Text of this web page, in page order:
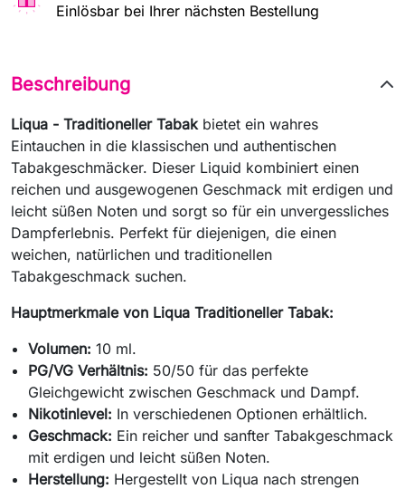
Einlösbar bei Ihrer nächsten Bestellung
Beschreibung
Liqua - Traditioneller Tabakbietet ein wahres
Eintauchen in die klassischen und authentischen
Tabakgeschmäcker. Dieser Liquid kombiniert einen
reichen und ausgewogenen Geschmack mit erdigen und
leicht süßen Noten und sorgt so für ein unvergessliches
Dampferlebnis. Perfekt für diejenigen, die einen
weichen, natürlichen und traditionellen
Tabakgeschmack suchen.
Hauptmerkmale von Liqua Traditioneller Tabak:
Volumen: 10 ml.
PG/VG Verhältnis: 50/50 für das perfekte
Gleichgewicht zwischen Geschmack und Dampf.
Nikotinlevel: In verschiedenen Optionen erhältlich.
Geschmack: Ein reicher und sanfter Tabakgeschmack
mit erdigen und leicht süßen Noten.
Herstellung: Hergestellt von Liqua nach strengen